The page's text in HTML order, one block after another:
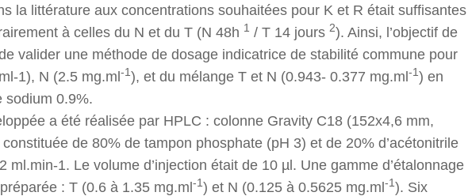
la littérature aux concentrations souhaitées pour K et R était suffisantes
à celles du N et du T (N 48h 1 / T 14 jours 2). Ainsi, l’objectif de
valider une méthode de dosage indicatrice de stabilité commune pour
1), N (2.5 mg.ml-1), et du mélange T et N (0.943- 0.377 mg.ml-1) en
sodium 0.9%.
a été réalisée par HPLC : colonne Gravity C18 (152x4,6 mm,
de 80% de tampon phosphate (pH 3) et de 20% d’acétonitrile
ml.min-1. Le volume d’injection était de 10 µl. Une gamme d’étalonnage
: T (0.6 à 1.35 mg.ml-1) et N (0.125 à 0.5625 mg.ml-1). Six